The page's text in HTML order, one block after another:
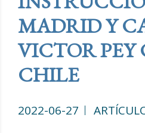
MADRID Y
VICTOR PEY
CHILE
2022-06-27